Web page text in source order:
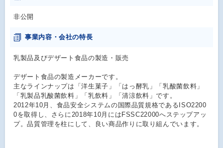
非公開
事業内容・会社の特長
乳製品及びデザート食品の製造・販売
デザート食品の製造メーカーです。
主なラインナップは「洋生菓子」「はっ酵乳」「乳酸菌飲料」
「乳製品乳酸菌飲料」「乳飲料」「清涼飲料」です。
2012年10月、食品安全システムの国際品質規格であるISO2200
0を取得し、さらに2018年10月にはFSSC22000へステップアッ
プ。品質管理を柱にして、良い商品作りに取り組んでいます。